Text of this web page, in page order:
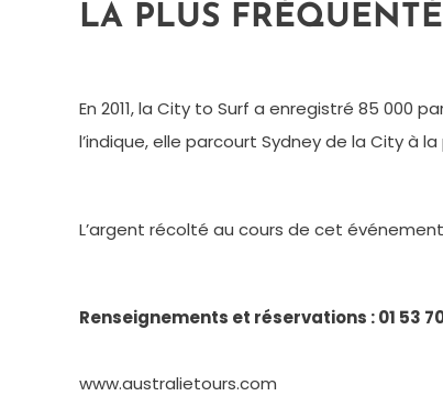
LA PLUS
En 2011, la City to Surf a enregistré 85 000
l’indique, elle parcourt Sydney de la City à
L’argent récolté au cours de cet
Renseignements et réservations : 01 53
www.australietours.com